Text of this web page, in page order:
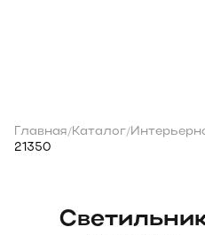
Главная/Каталог/
21350